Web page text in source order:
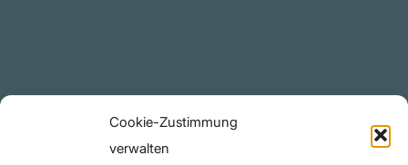
Cookie-Zustimmung
verwalten
Datenschutzerklärung